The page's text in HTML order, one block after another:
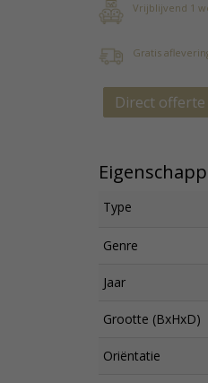
Vrijblijvend 1
Gratis
Direct
Type
Genre
Jaar
Grootte (BxHxD)
Oriëntatie